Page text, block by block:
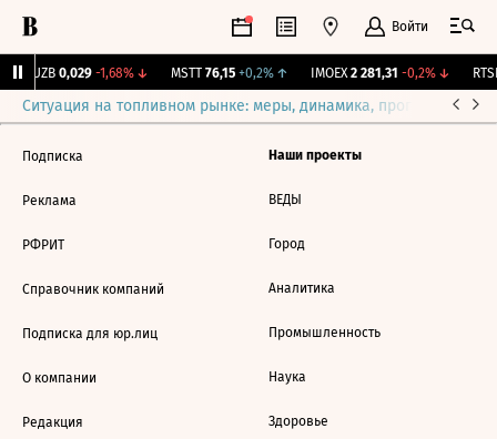
Войти
KUZB 0,029 -1,68%↓ MSTT 76,15 +0,2%↑ IMOEX 2 281,31 -0,2%↓ RTSI
Ситуация на топливном рынке: меры, динамика, прогнозы
Подписка
Реклама
РФРИТ
Справочник компаний
Подписка для юр.лиц
О компании
Редакция
Наши проекты
ВЕДЫ
Город
Аналитика
Промышленность
Наука
Здоровье